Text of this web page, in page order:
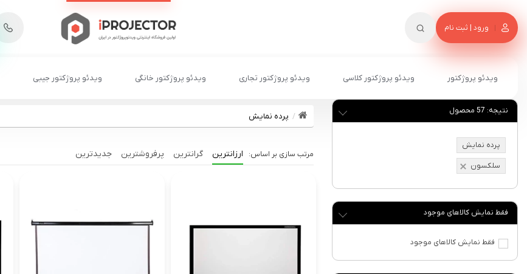
ورود | ثبت نام
8
ویدئو پروژکتور ویدئو پروژکتور کلاسی ویدئو پروژکتور تجاری ویدئو پروژکتور خانگی ویدئو پروژکتور جیبی
پرده نمایش
ارزانترین گرانترین پرفروشترین جدیدترین
نتیجه: 57 محصول
پرده نمایش
سلکسون
فقط نمایش کالاهای موجود
فقط نمایش کالاهای موجود